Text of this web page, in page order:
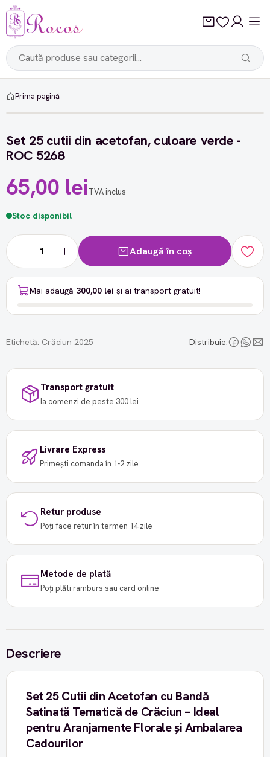
Prima pagină
Set 25 cutii din acetofan, culoare verde -
ROC 5268
65,00 leiTVA inclus
Stoc disponibil
Adaugă în coș
Mai adaugă 300,00 lei și ai transport gratuit!
Etichetă: Crăciun 2025 Distribuie:
Transport gratuit
la comenzi de peste 300 lei
Livrare Express
Primești comanda în 1-2 zile
Retur produse
Poți face retur în termen 14 zile
Metode de plată
Poți plăti ramburs sau card online
Descriere
Set 25 Cutii din Acetofan cu Bandă
Satinată Tematică de Crăciun – Ideal
pentru Aranjamente Florale și Ambalarea
Cadourilor